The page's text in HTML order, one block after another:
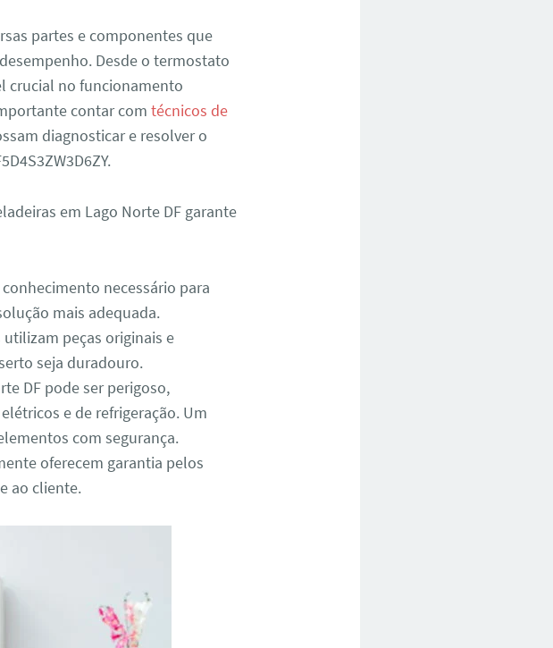
partes e componentes que
Desde o termostato
crucial no funcionamento
contar comtécnicos de
diagnosticar e resolver o
em Lago Norte DF garante
necessário para
mais adequada.
peças originais e
seja duradouro.
DF pode ser perigoso,
e de refrigeração. Um
com segurança.
oferecem garantia pelos
ao cliente.